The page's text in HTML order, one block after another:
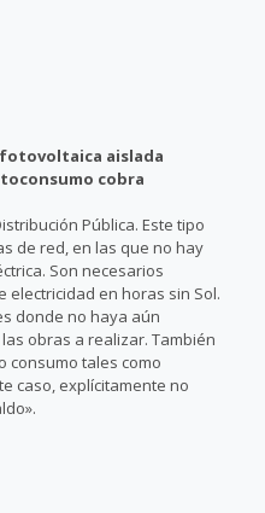
Pública. Este tipo
de red, en las que no hay
Son necesarios
en horas sin Sol.
donde no haya aún
obras a realizar. También
consumo tales como
caso, explícitamente no